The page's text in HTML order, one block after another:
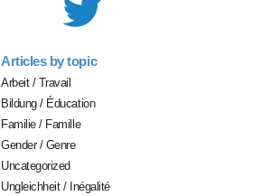
Articles by topic
Arbeit / Travail
Bildung / Éducation
Familie / Famille
Gender / Genre
Uncategorized
Ungleichheit / Inégalité